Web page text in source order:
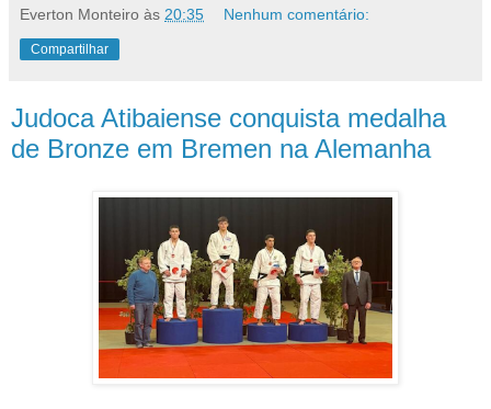
Everton Monteiro às 20:35 Nenhum comentário:
Compartilhar
Judoca Atibaiense conquista medalha
de Bronze em Bremen na Alemanha